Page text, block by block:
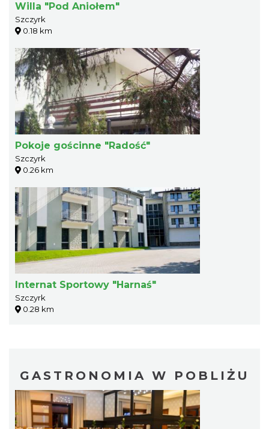
Willa "Pod Aniołem"
Szczyrk
0.18 km
Pokoje gościnne "Radość"
Szczyrk
0.26 km
Internat Sportowy "Harnaś"
Szczyrk
0.28 km
GASTRONOMIA W POBLIŻU